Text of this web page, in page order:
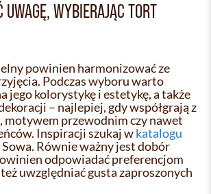
UWAGĘ, WYBIERAJĄC TORT
powinien harmonizować ze
Podczas wyboru warto
jego kolorystykę i estetykę, a także
– najlepiej, gdy współgrają z
motywem przewodnim czy nawet
Inspiracji szukaj wkatalogu
Równie ważny jest dobór
odpowiadać preferencjom
uwzględniać gusta zaproszonych